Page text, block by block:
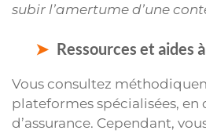
subir l’amertume d’une
Ressources et aides
Vous consultez
plateformes spécialisées,
d’assurance. Cependant,